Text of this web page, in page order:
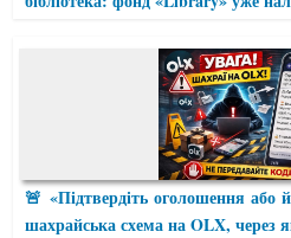
🚨 «Підтвердіть оголошення або
шахрайська схема на OLX, через